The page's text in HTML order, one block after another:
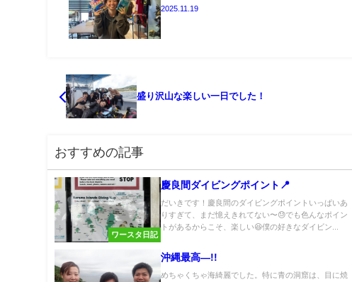
2025.11.19
盛り沢山な楽しい一日でした！
おすすめの記事
ワースタ日記
慶良間ダイビングポイント📍
だいきです！慶良間のダイビングポイントいっぱいあ
りすぎて、まだ憶えきれてない〜😓でも色んなポイン
トがあるからこそ、楽しい😆僕の好きなダイビン...
沖縄最高―!!
めちゃくちゃ海綺麗でした。特に青の洞窟は、目に焼